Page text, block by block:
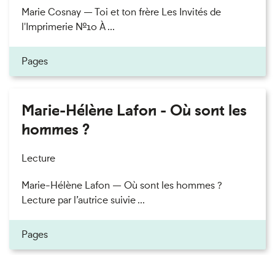
Marie Cosnay — Toi et ton frère Les Invités de
l'Imprimerie n°10 À ...
Pages
Marie-Hélène Lafon - Où sont les
hommes ?
Lecture
Marie-Hélène Lafon — Où sont les hommes ?
Lecture par l’autrice suivie ...
Pages